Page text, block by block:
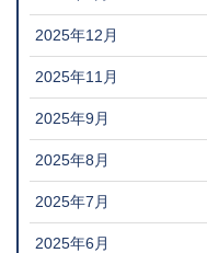
2025年12月
2025年11月
2025年9月
2025年8月
2025年7月
2025年6月